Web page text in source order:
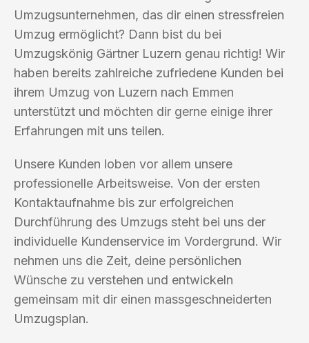
Umzugsunternehmen, das dir einen stressfreien
Umzug ermöglicht? Dann bist du bei
Umzugskönig Gärtner Luzern genau richtig! Wir
haben bereits zahlreiche zufriedene Kunden bei
ihrem Umzug von Luzern nach Emmen
unterstützt und möchten dir gerne einige ihrer
Erfahrungen mit uns teilen.
Unsere Kunden loben vor allem unsere
professionelle Arbeitsweise. Von der ersten
Kontaktaufnahme bis zur erfolgreichen
Durchführung des Umzugs steht bei uns der
individuelle Kundenservice im Vordergrund. Wir
nehmen uns die Zeit, deine persönlichen
Wünsche zu verstehen und entwickeln
gemeinsam mit dir einen massgeschneiderten
Umzugsplan.